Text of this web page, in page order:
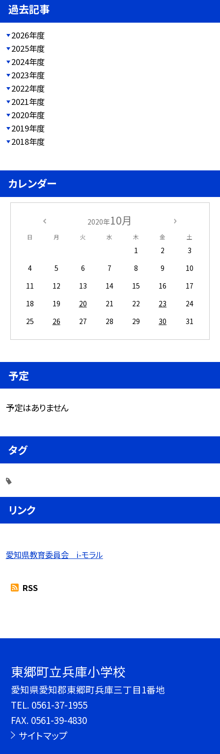
過去記事
2026年度
2025年度
2024年度
2023年度
2022年度
2021年度
2020年度
2019年度
2018年度
カレンダー
2020年10月
日 月 火 水 木 金 土
1 2
3
4
5 6 7 8 9
10
11
12 13 14 15 16
17
18
19 20 21 22 23
24
25
26 27 28 29 30 31
予定
予定はありません
タグ
リンク
愛知県教育委員会 i-モラル
RSS
東郷町立兵庫小学校
愛知県愛知郡東郷町兵庫三丁目1番地
TEL. 0561-37-1955
FAX. 0561-39-4830
サイトマップ